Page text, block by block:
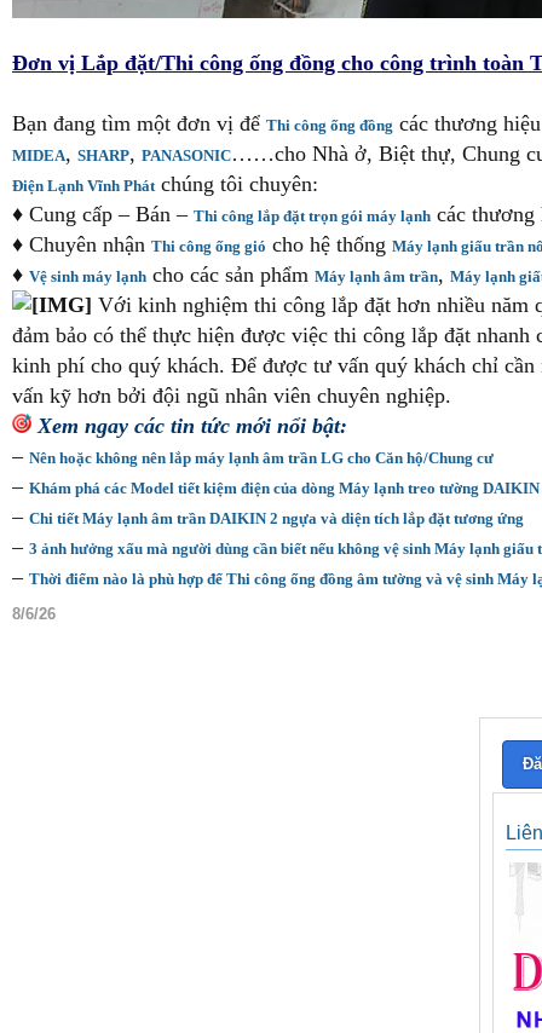
Đơn vị Lắp đặt/Thi công ống đồng cho công trình toàn
Bạn đang tìm một đơn vị để Thi công ống đồng các thương
MIDEA, SHARP, PANASONIC……cho Nhà ở, Biệt thự, Chung
Điện Lạnh Vĩnh Phátchúng tôi chuyên:
♦ Cung cấp – Bán – Thi công lắp đặt trọn gói máy lạnh các thương
♦ Chuyên nhận Thi công ống gió cho hệ thống Máy lạnh giấu trần
♦ Vệ sinh máy lạnh cho các sản phẩm Máy lạnh âm trần, Máy lạnh
Với kinh nghiệm thi công lắp đặt hơn nhiều năm
đảm bảo có thể thực hiện được việc thi công lắp đặt
kinh phí cho quý khách. Để được tư vấn quý khách chỉ
vấn kỹ hơn bởi đội ngũ nhân viên chuyên nghiệp.
Xem ngay các tin tức mới nổi bật:
– Nên hoặc không nên lắp máy lạnh âm trần LG cho Căn hộ/Chung cư
– Khám phá các Model tiết kiệm điện của dòng Máy lạnh treo tường DAIKIN
– Chi tiết Máy lạnh âm trần DAIKIN 2 ngựa và diện tích lắp đặt tương ứng
– 3 ảnh hưởng xấu mà người dùng cần biết nếu không vệ sinh Máy lạnh giấu
– Thời điểm nào là phù hợp để Thi công ống đồng âm tường và vệ sinh Máy
8/6/26